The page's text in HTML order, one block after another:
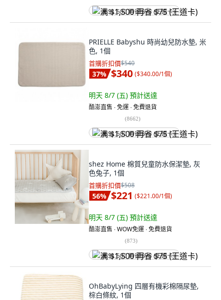
满 $1,500 再省 $75 (王道卡)
PRIELLE Babyshu 時尚幼兒防水墊, 米
色, 1個
首購折扣價$540
37% $340 ($340.00/1個)
明天 8/7 (五) 預計送達
酷澎直售 ∙ 免運 ∙ 免費退貨
(8662)
满 $1,500 再省 $75 (王道卡)
shez Home 棉質兒童防水保潔墊, 灰
色兔子, 1個
首購折扣價$508
56% $221 ($221.00/1個)
明天 8/7 (五) 預計送達
酷澎直售 ∙ WOW免運 ∙ 免費退貨
(873)
满 $1,500 再省 $75 (王道卡)
OhBabyLying 四層有機彩棉隔尿墊,
棕白條紋, 1個